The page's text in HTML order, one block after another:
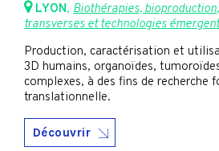
LYON, Biothérapies, bioproduction,
transverses et technologies
Production, caractérisation et
3D humains, organoïdes,
complexes, à des fins de recherche
translationnelle.
Découvrir